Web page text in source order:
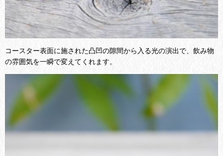
コースター表面に施された凸凹の隙間から入る光の演出で、飲み物
の雰囲気を一瞬で変えてくれます。